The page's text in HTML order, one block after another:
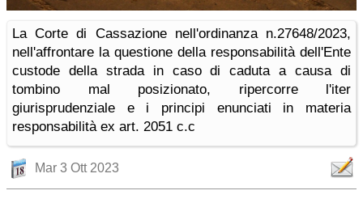
La Corte di Cassazione nell'ordinanza n.27648/2023,
nell'affrontare la questione della responsabilità dell'Ente
custode della strada in caso di caduta a causa di
tombino mal posizionato, ripercorre l'iter
giurisprudenziale e i principi enunciati in materia
responsabilità ex art. 2051 c.c
Mar 3 Ott 2023